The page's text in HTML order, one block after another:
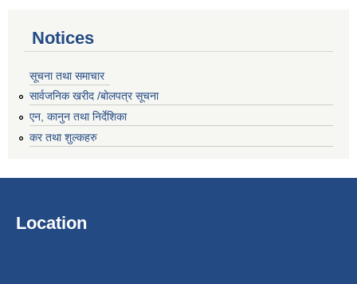
Notices
सूचना तथा समाचार
सार्वजनिक खरीद /बोलपत्र सूचना
एन, कानुन तथा निर्देशिका
कर तथा शुल्कहरु
Location